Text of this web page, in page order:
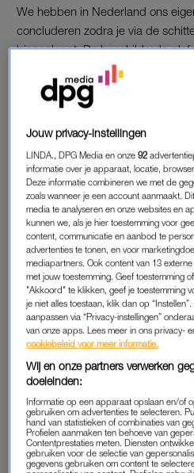
We hebben in Nederland ons
concluderen zodra je via de
binnenloopt. De beschilderde
kroonluchters en vele kostbare
je waant in een andere eeuw. Of
het zegt: “Het is alsof je in een
Wiske bent gestapt.” Op Paleis
generaties Oranjes zich tijdens de
ondergedompeld in luxe.
Bij de renovatie zijn de ruimtes
nog meer dan eerst
Conservatoren Rem en Hanna
een rondleiding vol trots over.
TRENDSETTER MARY
In het vernieuwde Loo staan de
en dan met name de vrouwen –
appartement van Mary, de
III, is hersteld. We vinden deze op
koningin volgens gebruiken
mooist was.
Mary’s staatsiebed – daar slaap
Jouw privacy-instellingen
LINDA., DPG Media en onze92
informatie over je apparaat, locatie,
Deze informatie combineren we met de
zoals wanneer je een account aanmaakt.
media te analyseren en onze websites en
kunnen we, als je hier toestemming voor
content, communicatie en aanbod te
advertenties te tonen, en voor
mediapartners. Ook content van 13
met jouw toestemming. Geef toestemming
"Akkoord" te klikken, geef je toestemming
je niet alles toestaan, klik dan op
aanpassen via “Privacy-instellingen”
van onze apps. Lees meer in ons privacy-
cookiebeleid voor meer informatie.
Wij en onze partners verwerken
doeleinden:
Informatie op een apparaat opslaan en/of
gebruiken om advertenties te selecteren.
hand van statistieken of combinaties van
Profielen aanmaken ten behoeve van
Contentprestaties meten. Diensten
gebruiken voor de selectie van
gegevens gebruiken om content te